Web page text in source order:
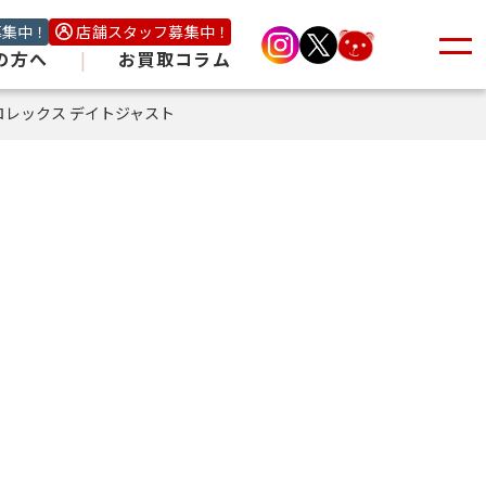
中！ 店舗スタッフ募集中！
方へ | お買取コラム
レックス デイトジャスト